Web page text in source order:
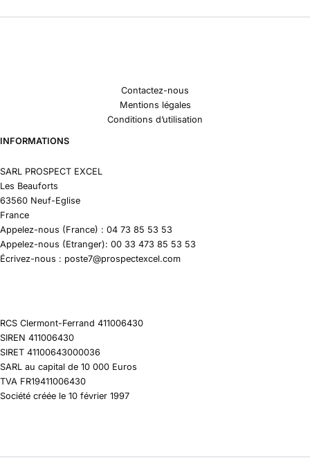
Contactez-nous
Mentions légales
Conditions d’utilisation
INFORMATIONS
SARL PROSPECT EXCEL
Les Beauforts
63560 Neuf-Eglise
France
Appelez-nous (France) : 04 73 85 53 53
Appelez-nous (Etranger): 00 33 473 85 53 53
Écrivez-nous : poste7@prospectexcel.com
RCS Clermont-Ferrand 411006430
SIREN 411006430
SIRET 41100643000036
SARL au capital de 10 000 Euros
TVA FR19411006430
Société créée le 10 février 1997